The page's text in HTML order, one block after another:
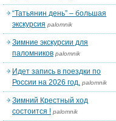
“Татьянин день” – большая
экскурсия palomnik
Зимние экскурсии для
паломников palomnik
Идет запись в поездки по
России на 2026 год. palomnik
Зимний Крестный ход
состоится ! palomnik